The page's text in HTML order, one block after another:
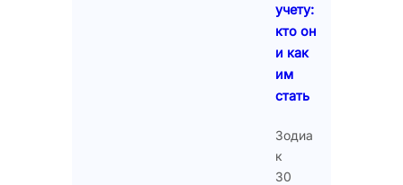
учету:
кто он
и как
им
стать
Зодиа
к
30